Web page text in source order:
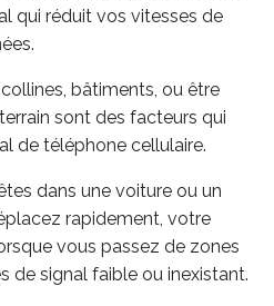
qui réduit vos vitesses de
bâtiments, ou être
sont des facteurs qui
de téléphone cellulaire.
dans une voiture ou un
rapidement, votre
vous passez de zones
de signal faible ou inexistant.